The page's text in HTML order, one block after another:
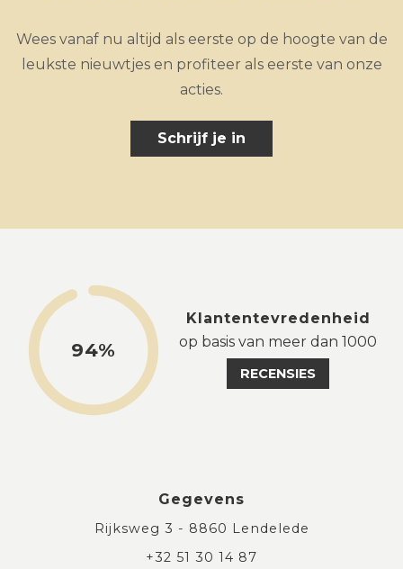
Wees vanaf nu altijd als eerste op de hoogte van de
leukste nieuwtjes en profiteer als eerste van onze
acties.
Schrijf je in
94%
Klantentevredenheid
op basis van meer dan 1000
RECENSIES
Gegevens
Rijksweg 3 - 8860 Lendelede
+32 51 30 14 87